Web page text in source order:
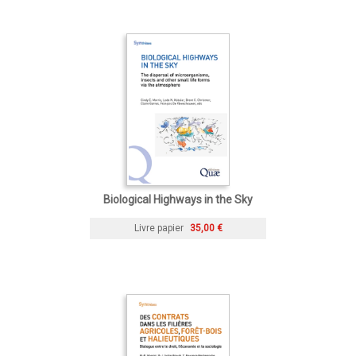
Biological Highways in the Sky
Livre papier 35,00 €